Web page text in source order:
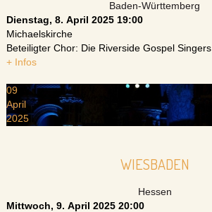
Baden-Württemberg
Dienstag, 8. April 2025 19:00
Michaelskirche
Beteiligter Chor: Die Riverside Gospel Singers
+ Infos
09
April
2025
WIESBADEN
Hessen
Mittwoch, 9. April 2025 20:00